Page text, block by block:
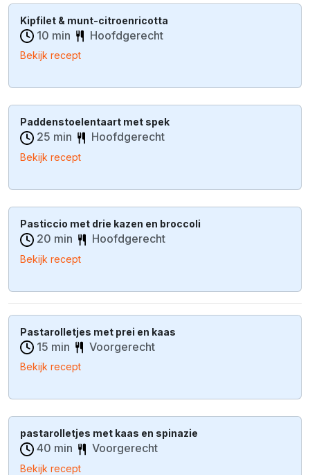
Kipfilet & munt-citroenricotta
10 min Hoofdgerecht
Bekijk recept
Paddenstoelentaart met spek
25 min Hoofdgerecht
Bekijk recept
Pasticcio met drie kazen en broccoli
20 min Hoofdgerecht
Bekijk recept
Pastarolletjes met prei en kaas
15 min Voorgerecht
Bekijk recept
pastarolletjes met kaas en spinazie
40 min Voorgerecht
Bekijk recept